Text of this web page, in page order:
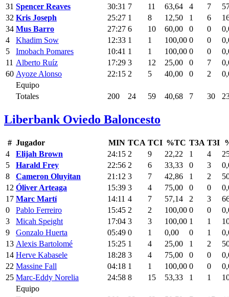
31 Spencer Reaves 30:31 7 11 63,64 4 7
32 Kris Joseph 25:27 1 8 12,50 1 6
34 Mus Barro 27:27 6 10 60,00 0 0
4
Khadim Sow 12:33 1 1 100,00 0 0
5
Imobach Pomares 10:41 1 1 100,00 0 0
11 Alberto Ruíz 17:29 3 12 25,00 0 7
60 Ayoze Alonso 22:15 2 5 40,00 0 2
Equipo
Totales
200 24 59 40,68 7 30
Liberbank Oviedo Baloncesto
# Jugador MIN TCA TCI %TC T3A T3I
4
Elijah Brown 24:15 2 9 22,22 1 4
5
Harald Frey 22:56 2 6 33,33 0 3
8
Cameron Oluyitan 21:12 3 7 42,86 1 2
12 Óliver Arteaga 15:39 3 4 75,00 0 0
17 Marc Martí 14:11 4 7 57,14 2 3
0
Pablo Ferreiro 15:45 2 2 100,00 0 0
3
Micah Speight 17:04 3 3 100,00 1 1
9
Gonzalo Huerta 05:49 0 1 0,00 0 1
13 Alexis Bartolomé 15:25 1 4 25,00 1 2
14 Herve Kabasele 18:28 3 4 75,00 0 0
22 Massine Fall 04:18 1 1 100,00 0 0
25 Marc-Eddy Norelia 24:58 8 15 53,33 1 1
Equipo